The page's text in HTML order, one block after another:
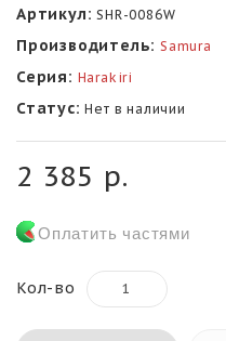
Артикул: SHR-0086W
Производитель: Samura
Серия: Harakiri
Статус: Нет в наличии
2 385 р.
Оплатить частями
Кол-во